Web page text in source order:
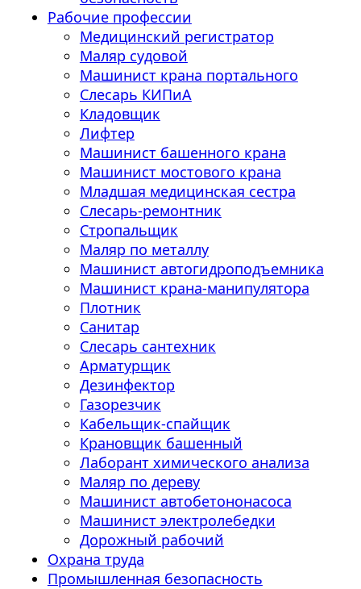
Рабочие профессии
Медицинский регистратор
Маляр судовой
Машинист крана портального
Слесарь КИПиА
Кладовщик
Лифтер
Машинист башенного крана
Машинист мостового крана
Младшая медицинская сестра
Слесарь-ремонтник
Стропальщик
Маляр по металлу
Машинист автогидроподъемника
Машинист крана-манипулятора
Плотник
Санитар
Слесарь сантехник
Арматурщик
Дезинфектор
Газорезчик
Кабельщик-спайщик
Крановщик башенный
Лаборант химического анализа
Маляр по дереву
Машинист автобетононасоса
Машинист электролебедки
Дорожный рабочий
Охрана труда
Промышленная безопасность